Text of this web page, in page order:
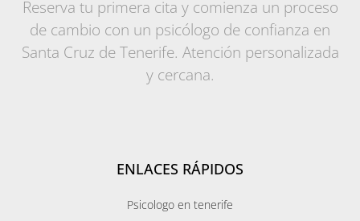
Reserva tu primera cita y comienza un proceso
de cambio con un psicólogo de confianza en
Santa Cruz de Tenerife. Atención personalizada
y cercana.
ENLACES RÁPIDOS
Psicologo en tenerife